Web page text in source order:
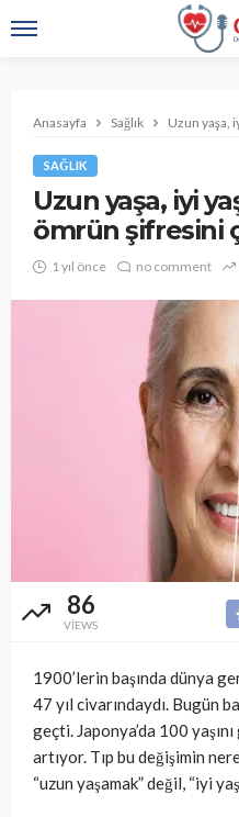
Anasayfa Sağlık Uzun yaşa,
SAĞLIK
Uzun yaşa, iyi
ömrün şifresini
1 yıl önce no comment
86
VIEWS
1900’lerin başında dünya
47 yıl civarındaydı. Bugün
geçti. Japonya’da 100
artıyor. Tıp bu değişimin
“uzun yaşamak” değil, “iyi